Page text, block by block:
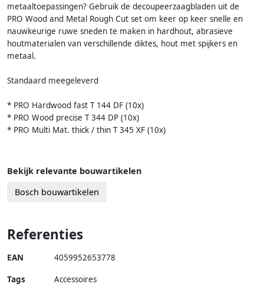
metaaltoepassingen? Gebruik de decoupeerzaagbladen uit de
PRO Wood and Metal Rough Cut set om keer op keer snelle en
nauwkeurige ruwe sneden te maken in hardhout, abrasieve
houtmaterialen van verschillende diktes, hout met spijkers en
metaal.
Standaard meegeleverd
* PRO Hardwood fast T 144 DF (10x)
* PRO Wood precise T 344 DP (10x)
* PRO Multi Mat. thick / thin T 345 XF (10x)
Bekijk relevante bouwartikelen
Bosch bouwartikelen
Referenties
EAN 4059952653778
Tags
Accessoires